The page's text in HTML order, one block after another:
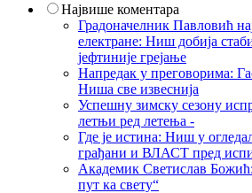
Највише коментара
Градоначелник Павловић
електране: Ниш добија
јефтиније грејање
Напредак у преговорима:
Ниша све извеснија
Успешну зимску сезону
летњи ред летења -
Где је истина: Ниш у
грађани и ВЛАСТ пред
Академик Светислав
пут ка свету“